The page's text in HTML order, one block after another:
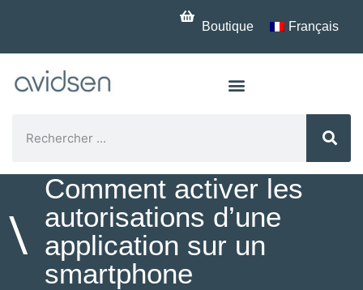
Boutique Français
\
Comment activer les
autorisations d’une
application sur un
smartphone